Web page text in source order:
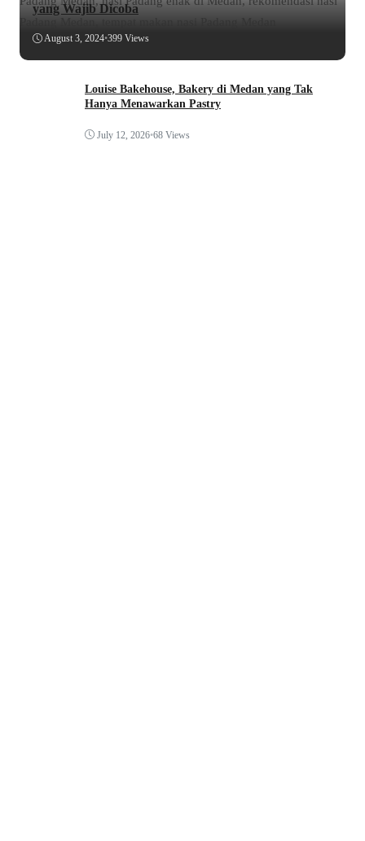
yang Wajib Dicoba
August 3, 2024•399 Views
Louise Bakehouse, Bakery di Medan yang Tak
Hanya Menawarkan Pastry
July 12, 2026•68 Views